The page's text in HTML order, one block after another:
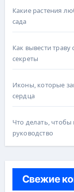
Какие растения
сада
Как вывести
секреты
Иконы, которые
сердца
Что делать, чтобы
руководство
Свежие